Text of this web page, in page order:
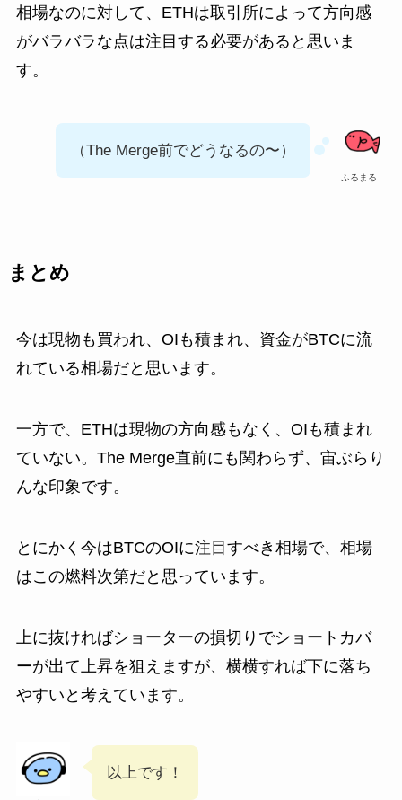
相場なのに対して、ETHは取引所によって方向感
がバラバラな点は注目する必要があると思いま
す。
ふるまる
（The Merge前でどうなるの〜）
まとめ
今は現物も買われ、OIも積まれ、資金がBTCに流
れている相場だと思います。
一方で、ETHは現物の方向感もなく、OIも積まれ
ていない。The Merge直前にも関わらず、宙ぶらり
んな印象です。
とにかく今はBTCのOIに注目すべき相場で、相場
はこの燃料次第だと思っています。
上に抜ければショーターの損切りでショートカバ
ーが出て上昇を狙えますが、横横すれば下に落ち
やすいと考えています。
以上です！